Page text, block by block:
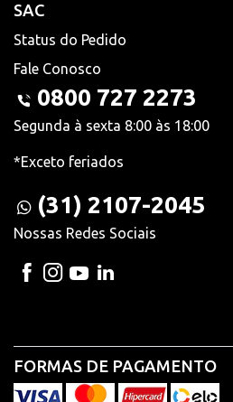
SAC
Status do Pedido
Fale Conosco
0800 727 2273
Segunda à sexta 8:00 às 18:00
*Exceto feriados
(31) 2107-2045
Nossas Redes Sociais
FORMAS DE PAGAMENTO